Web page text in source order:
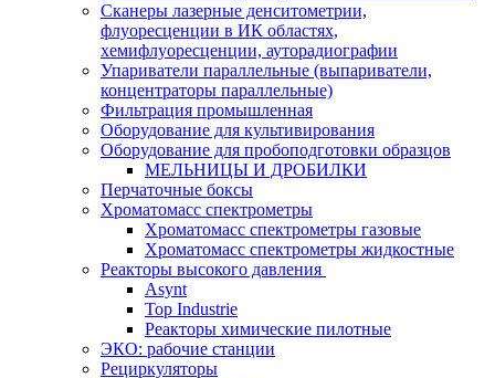
Сканеры лазерные денситометрии,
флуоресценции в ИК областях,
хемифлуоресценции, ауторадиографии
Упариватели параллельные (выпариватели,
концентраторы параллельные)
Фильтрация промышленная
Оборудование для культивирования
Оборудование для пробоподготовки образцов
МЕЛЬНИЦЫ И ДРОБИЛКИ
Перчаточные боксы
Хроматомасс спектрометры
Хроматомасс спектрометры газовые
Хроматомасс спектрометры жидкостные
Реакторы высокого давления
Asynt
Top Industrie
Реакторы химические пилотные
ЭКО: рабочие станции
Рециркуляторы